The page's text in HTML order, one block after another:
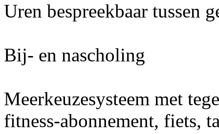
Uren bespreekbaar tussen
Bij- en nascholing
Meerkeuzesysteem met
fitness-abonnement, fiets,